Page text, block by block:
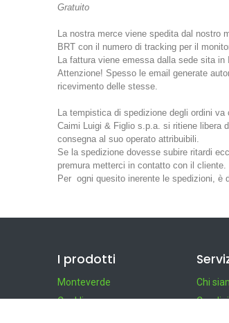
Gratuito
La nostra merce viene spedita dal nostro
BRT con il numero di tracking per il
La fattura viene emessa dalla sede sita in
Attenzione! Spesso le email generate
ricevimento delle stesse.
La tempistica di spedizione degli ordini
Caimi Luigi & Figlio s.p.a. si ritiene libera
consegna al suo operato attribuibili.
Se la spedizione dovesse subire ritardi
premura metterci in contatto con il cliente.
Per ogni quesito inerente le spedizioni, è
I prodotti
Monteverde
Conklin
Chi